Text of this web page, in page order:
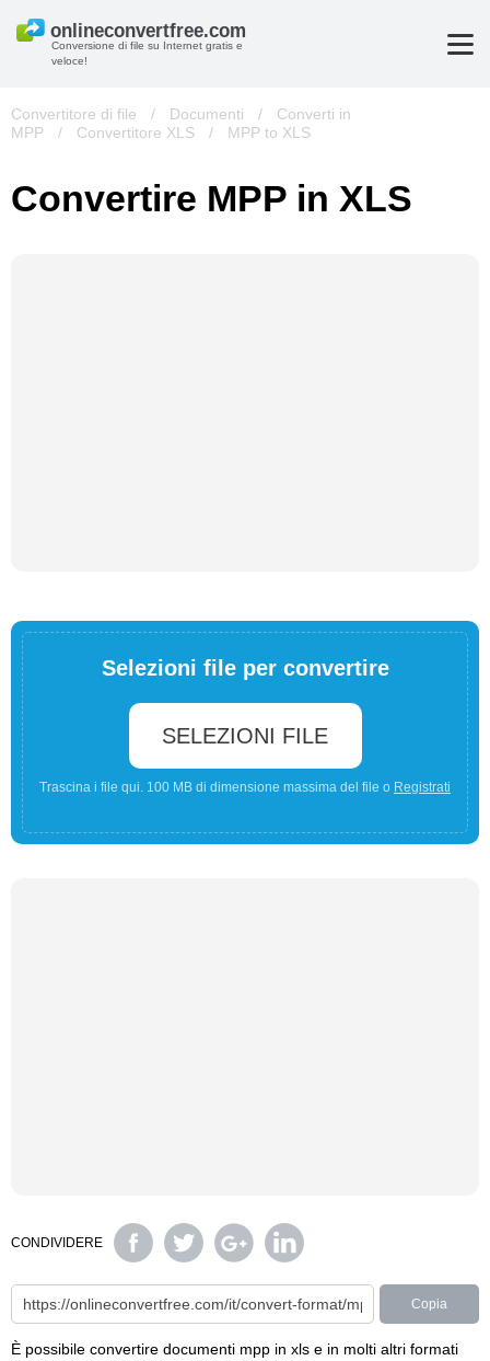
Conversione di file su Internet gratis e
veloce!
Convertitore di file / Documenti /
Converti in
MPP
/ Convertitore XLS / MPP to XLS
Convertire MPP in XLS
Selezioni file per convertire
SELEZIONI FILE
Trascina i file qui. 100 MB di dimensione massima del file o Registrati
CONDIVIDERE
Copia
È possibile convertire documenti mpp in xls e in molti altri formati